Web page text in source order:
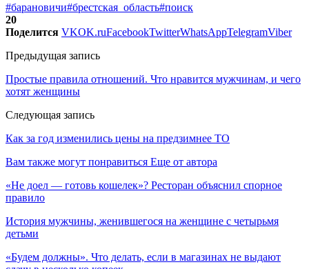
#барановичи#брестская_область#поиск
20
Поделится VKOK.ruFacebookTwitterWhatsAppTelegramViber
Предыдущая запись
Простые правила отношений. Что нравится мужчинам, и чего
хотят женщины
Следующая запись
Как за год изменились цены на предзимнее ТО
Вам также могут понравиться Еще от автора
«Не доел — готовь кошелек»? Ресторан объяснил спорное
правило
История мужчины, женившегося на женщине с четырьмя
детьми
«Будем должны». Что делать, если в магазинах не выдают